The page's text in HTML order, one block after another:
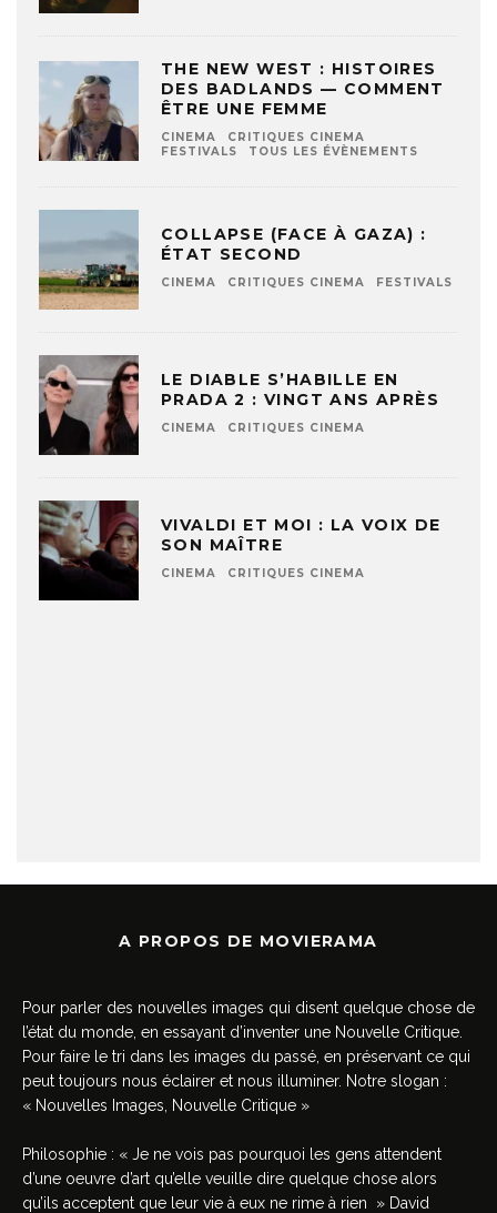
THE NEW WEST : HISTOIRES
DES BADLANDS — COMMENT
ÊTRE UNE FEMME
CINEMA
CRITIQUES CINEMA
FESTIVALS
TOUS LES ÉVÈNEMENTS
COLLAPSE (FACE À GAZA) :
ÉTAT SECOND
CINEMA CRITIQUES CINEMA FESTIVALS
LE DIABLE S’HABILLE EN
PRADA 2 : VINGT ANS APRÈS
CINEMA CRITIQUES CINEMA
VIVALDI ET MOI : LA VOIX DE
SON MAÎTRE
CINEMA CRITIQUES CINEMA
A PROPOS DE MOVIERAMA
Pour parler des nouvelles images qui disent quelque chose de
l’état du monde, en essayant d’inventer une Nouvelle Critique.
Pour faire le tri dans les images du passé, en préservant ce qui
peut toujours nous éclairer et nous illuminer. Notre slogan :
« Nouvelles Images, Nouvelle Critique »
Philosophie : « Je ne vois pas pourquoi les gens attendent
d’une oeuvre d’art qu’elle veuille dire quelque chose alors
qu’ils acceptent que leur vie à eux ne rime à rien » David